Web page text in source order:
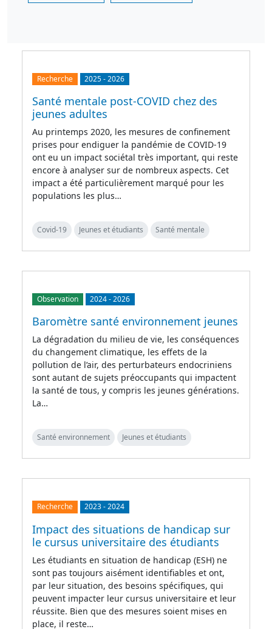
Recherche 2025-2026
Santé mentale post-COVID chez des
jeunes adultes
Au printemps 2020, les mesures de confinement
prises pour endiguer la pandémie de COVID-19
ont eu un impact sociétal très important, qui reste
encore à analyser sur de nombreux aspects. Cet
impact a été particulièrement marqué pour les
populations les plus…
Covid-19 Jeunes et étudiants Santé mentale
Observation 2024-2026
Baromètre santé environnement jeunes
La dégradation du milieu de vie, les conséquences
du changement climatique, les effets de la
pollution de l’air, des perturbateurs endocriniens
sont autant de sujets préoccupants qui impactent
la santé de tous, y compris les jeunes générations.
La…
Santé environnement Jeunes et étudiants
Recherche 2023-2024
Impact des situations de handicap sur
le cursus universitaire des étudiants
Les étudiants en situation de handicap (ESH) ne
sont pas toujours aisément identifiables et ont,
par leur situation, des besoins spécifiques, qui
peuvent impacter leur cursus universitaire et leur
réussite. Bien que des mesures soient mises en
place, il reste…